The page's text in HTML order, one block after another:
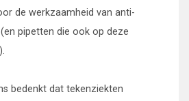
de werkzaamheid van anti-
pipetten die ook op deze
bedenkt dat tekenziekten